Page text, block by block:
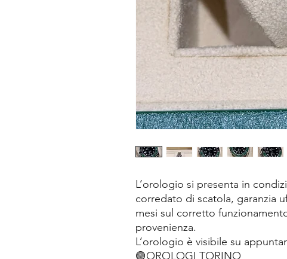
L’orologio si presenta in
corredato di scatola, garanzia
mesi sul corretto
provenienza.
L’orologio è visibile su
🟢OROLOGI TORINO